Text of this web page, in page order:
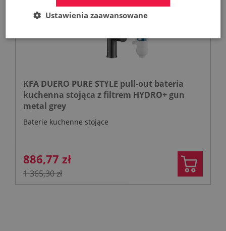
KFA DUERO PURE STYLE pull-out bateria
kuchenna stojąca z filtrem HYDRO+ gun
metal grey
Baterie kuchenne stojące
886,77 zł
1 365,30 zł
Ustawienia zaawansowane